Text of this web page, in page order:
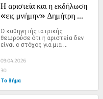
Η αριστεία και η εκδήλωση
«εις μνήμην» Δημήτρη
Ο καθηγητής ιατρικής
θεωρούσε ότι η αριστεία δεν
είναι ο στόχος για μια
09.04.2026
30
Το Βήμα